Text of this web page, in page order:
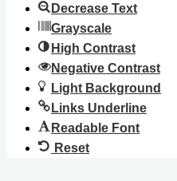
Decrease Text
Grayscale
High Contrast
Negative Contrast
Light Background
Links Underline
Readable Font
Reset